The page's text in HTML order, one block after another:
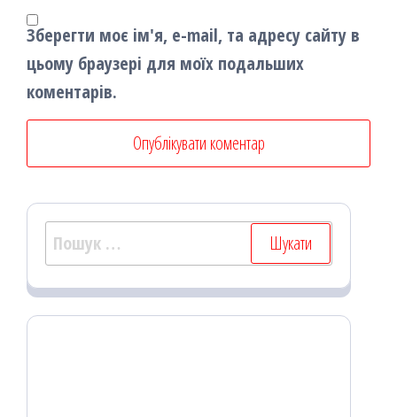
Зберегти моє ім'я, e-mail, та адресу сайту в
цьому браузері для моїх подальших
коментарів.
Пошук: